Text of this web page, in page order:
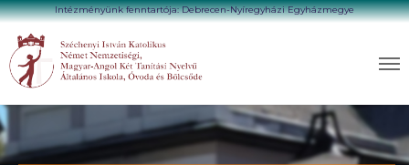
Intézményünk fenntartója: Debrecen-Nyíregyházi Egyházmegye